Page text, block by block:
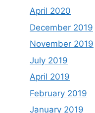
April 2020
December 2019
November 2019
July 2019
April 2019
February 2019
January 2019